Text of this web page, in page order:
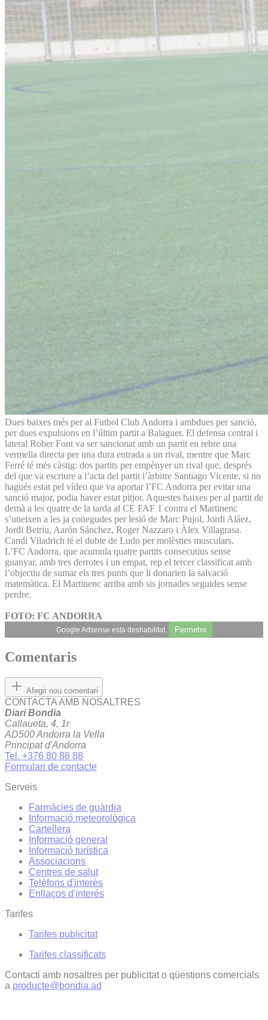
Dues baixes més per al Futbol Club Andorra i ambdues per sanció,
per dues expulsions en l’últim partit a Balaguer. El defensa central i
lateral Rober Font va ser sancionat amb un partit en rebre una
vermella directa per una dura entrada a un rival, mentre que Marc
Ferré té més càstig: dos partits per empènyer un rival que, després
del que va escriure a l’acta del partit l’àrbitre Santiago Vicente, si no
hagués estat pel vídeo que va aportar l’FC Andorra per evitar una
sanció major, podia haver estat pitjor. Aquestes baixes per al partit de
demà a les quatre de la tarda al CE FAF 1 contra el Martinenc
s’uneixen a les ja conegudes per lesió de Marc Pujol, Jordi Aláez,
Jordi Betriu, Aarón Sánchez, Roger Nazzaro i Àlex Villagrasa.
Candi Viladrich té el dubte de Ludo per molèsties musculars.
L’FC Andorra, que acumula quatre partits consecutius sense
guanyar, amb tres derrotes i un empat, rep el tercer classificat amb
l’objectiu de sumar els tres punts que li donarien la salvació
matemàtica. El Martinenc arriba amb sis jornades seguides sense
perdre.
FOTO: FC ANDORRA
Google Adsense està deshabilitat. Permetre
Comentaris
Afegir nou comentari
CONTACTA AMB NOSALTRES
Diari Bondia
Callaueta, 4, 1r
AD500 Andorra la Vella
Principat d'Andorra
Tel. +376 80 88 88
Formulari de contacte
Serveis
Farmàcies de guàrdia
Informació meteorològica
Cartellera
Informació general
Informació turística
Associacions
Centres de salut
Telèfons d'interès
Enllaços d'interés
Tarifes
Tarifes publicitat
Tarifes classificats
Contacti amb nosaltres per publicitat o qüestions comercials
a producte@bondia.ad